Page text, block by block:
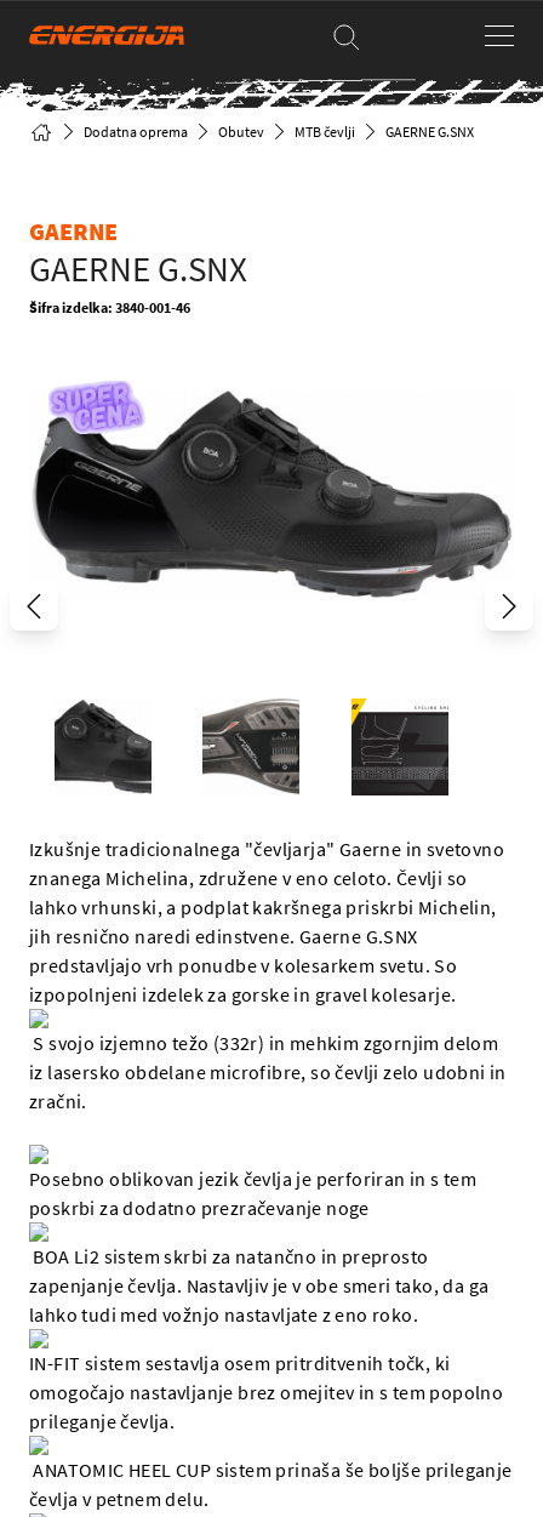
Dodatna oprema Obutev MTB čevlji GAERNE G.SNX
GAERNE
GAERNE G.SNX
Šifra izdelka: 3840-001-46
Izkušnje tradicionalnega "čevljarja" Gaerne in svetovno
znanega Michelina, združene v eno celoto. Čevlji so
lahko vrhunski, a podplat kakršnega priskrbi Michelin,
jih resnično naredi edinstvene. Gaerne G.SNX
predstavljajo vrh ponudbe v kolesarkem svetu. So
izpopolnjeni izdelek za gorske in gravel kolesarje.
S svojo izjemno težo (332r) in mehkim zgornjim delom
iz lasersko obdelane microfibre, so čevlji zelo udobni in
zračni.
Posebno oblikovan jezik čevlja je perforiran in s tem
poskrbi za dodatno prezračevanje noge
BOA Li2 sistem skrbi za natančno in preprosto
zapenjanje čevlja. Nastavljiv je v obe smeri tako, da ga
lahko tudi med vožnjo nastavljate z eno roko.
IN-FIT sistem sestavlja osem pritrditvenih točk, ki
omogočajo nastavljanje brez omejitev in s tem popolno
prileganje čevlja.
ANATOMIC HEEL CUP sistem prinaša še boljše prileganje
čevlja v petnem delu.